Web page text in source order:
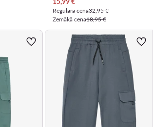
Regulārā cena32,95 €
Zemākā cena18,95 €